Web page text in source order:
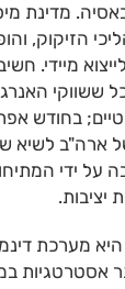
מדינת
הזיקוק,
מיידי.
ששווקי
על ידי
יציבות.
מערכת
אסטרטגיות